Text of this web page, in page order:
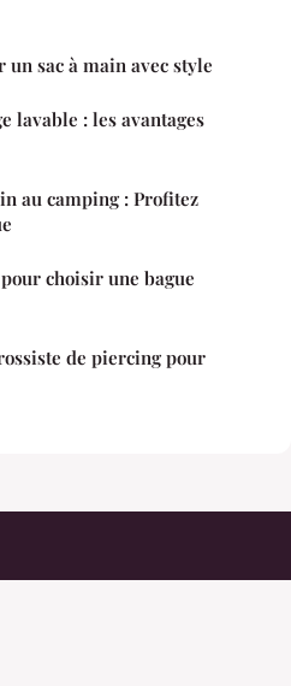
sac à main avec style
lavable : les avantages
au camping : Profitez
choisir une bague
de piercing pour